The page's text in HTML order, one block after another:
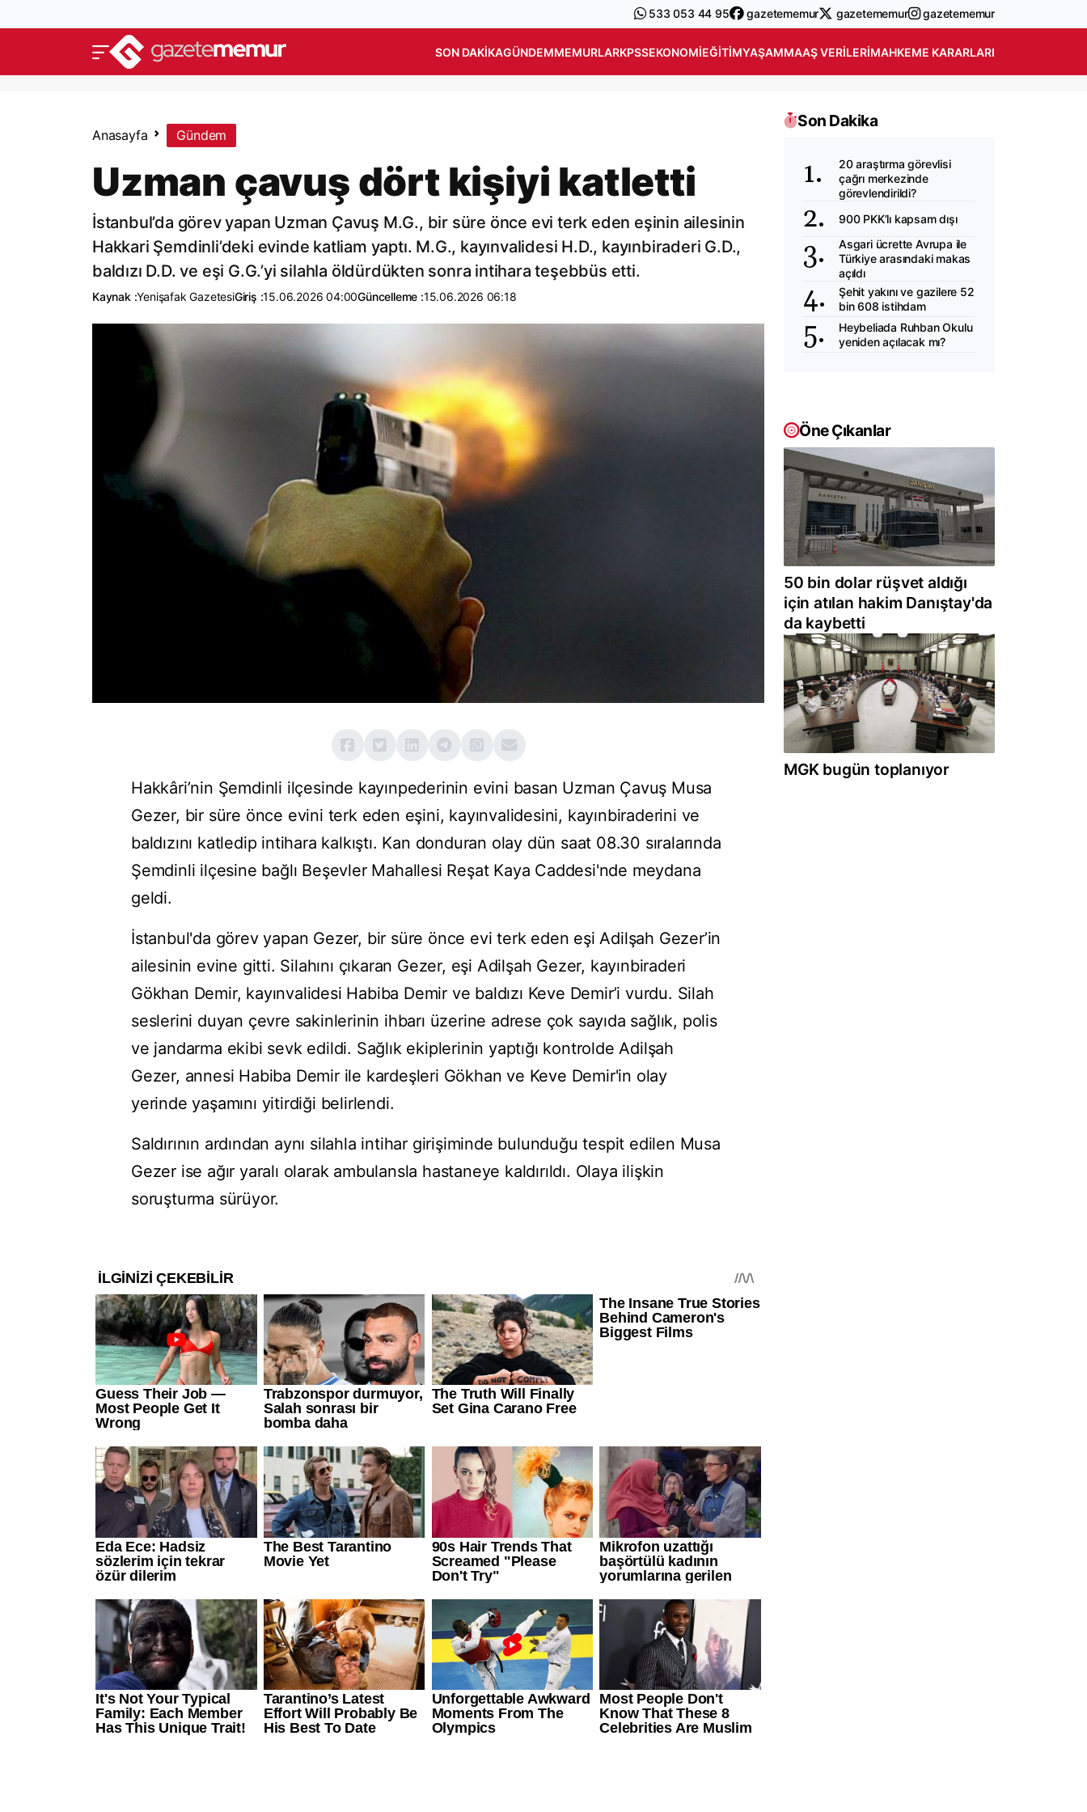
533 053 44 95 gazetememur gazetememur gazetememur
SON DAKIKAGÜNDEMMEMURLARKPSSEKONOMIEĞITIMYAŞAMMAAŞ VERILERIMAHKEME KARARLARI
Anasayfa Gündem
Uzman çavuş dört kişiyi katletti
İstanbul’da görev yapan Uzman Çavuş M.G., bir süre önce evi terk eden eşinin ailesinin
Hakkari Şemdinli’deki evinde katliam yaptı. M.G., kayınvalidesi H.D., kayınbiraderi G.D.,
baldızı D.D. ve eşi G.G.’yi silahla öldürdükten sonra intihara teşebbüs etti.
Kaynak :Yenişafak GazetesiGiriş :15.06.2026 04:00Güncelleme :15.06.2026 06:18
Hakkâri’nin Şemdinli ilçesinde kayınpederinin evini basan Uzman Çavuş Musa
Gezer, bir süre önce evini terk eden eşini, kayınvalidesini, kayınbiraderini ve
baldızını katledip intihara kalkıştı. Kan donduran olay dün saat 08.30 sıralarında
Şemdinli ilçesine bağlı Beşevler Mahallesi Reşat Kaya Caddesi'nde meydana
geldi.
İstanbul'da görev yapan Gezer, bir süre önce evi terk eden eşi Adilşah Gezer’in
ailesinin evine gitti. Silahını çıkaran Gezer, eşi Adilşah Gezer, kayınbiraderi
Gökhan Demir, kayınvalidesi Habiba Demir ve baldızı Keve Demir’i vurdu. Silah
seslerini duyan çevre sakinlerinin ihbarı üzerine adrese çok sayıda sağlık, polis
ve jandarma ekibi sevk edildi. Sağlık ekiplerinin yaptığı kontrolde Adilşah
Gezer, annesi Habiba Demir ile kardeşleri Gökhan ve Keve Demir'in olay
yerinde yaşamını yitirdiği belirlendi.
Saldırının ardından aynı silahla intihar girişiminde bulunduğu tespit edilen Musa
Gezer ise ağır yaralı olarak ambulansla hastaneye kaldırıldı. Olaya ilişkin
soruşturma sürüyor.
Son Dakika
20 araştırma görevlisi
çağrı merkezinde
görevlendirildi?
900 PKK’lı kapsam dışı
Asgari ücrette Avrupa ile
Türkiye arasındaki makas
açıldı
Şehit yakını ve gazilere 52
bin 608 istihdam
Heybeliada Ruhban Okulu
yeniden açılacak mı?
Öne Çıkanlar
50 bin dolar rüşvet aldığı
için atılan hakim Danıştay'da
da kaybetti
MGK bugün toplanıyor